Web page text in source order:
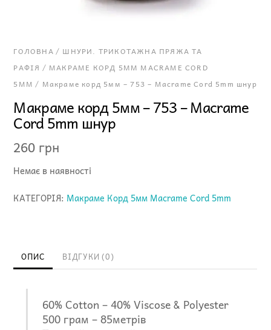
ГОЛОВНА/ ШНУРИ. ТРИКОТАЖНА ПРЯЖА ТА
РАФІЯ / МАКРАМЕ КОРД 5ММ MACRAME CORD
5MM / Макраме корд 5мм – 753 – Macrame Cord 5mm шнур
Макраме корд 5мм – 753 – Macrame
Cord 5mm шнур
260 грн
Немає в наявності
КАТЕГОРІЯ: Макраме Корд 5мм Macrame Cord 5mm
ОПИС ВІДГУКИ (0)
60% Cotton – 40% Viscose & Polyester
500 грам – 85метрів